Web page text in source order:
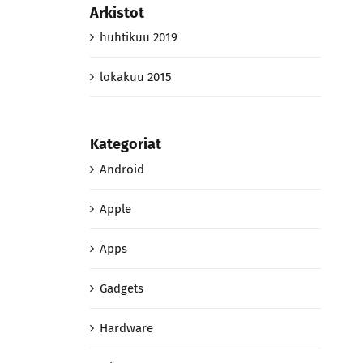
Arkistot
huhtikuu 2019
lokakuu 2015
Kategoriat
Android
Apple
Apps
Gadgets
Hardware